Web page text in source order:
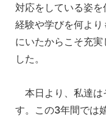
対応をしている姿
経験や学びを何よ
にいたからこそ充
した。
本日より、私達は
す。この3年間では